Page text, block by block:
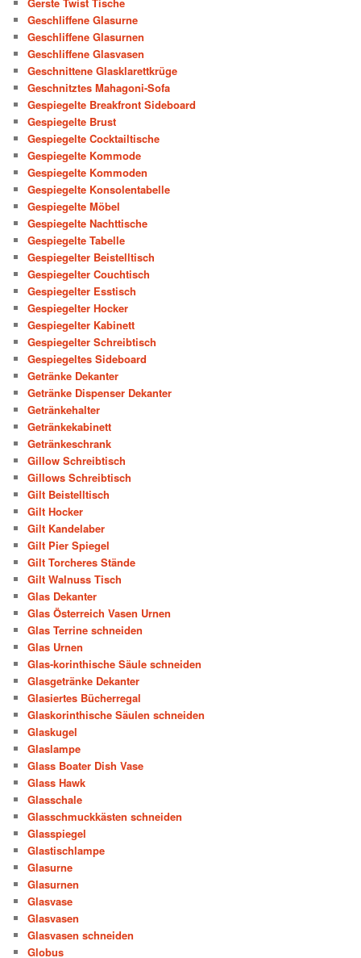
Geschliffene Glasurne
Geschliffene Glasurnen
Geschliffene Glasvasen
Geschnittene Glasklarettkrüge
Geschnitztes Mahagoni-Sofa
Gespiegelte Breakfront Sideboard
Gespiegelte Brust
Gespiegelte Cocktailtische
Gespiegelte Kommode
Gespiegelte Kommoden
Gespiegelte Konsolentabelle
Gespiegelte Möbel
Gespiegelte Nachttische
Gespiegelte Tabelle
Gespiegelter Beistelltisch
Gespiegelter Couchtisch
Gespiegelter Esstisch
Gespiegelter Hocker
Gespiegelter Kabinett
Gespiegelter Schreibtisch
Gespiegeltes Sideboard
Getränke Dekanter
Getränke Dispenser Dekanter
Getränkehalter
Getränkekabinett
Getränkeschrank
Gillow Schreibtisch
Gillows Schreibtisch
Gilt Beistelltisch
Gilt Hocker
Gilt Kandelaber
Gilt Pier Spiegel
Gilt Torcheres Stände
Gilt Walnuss Tisch
Glas Dekanter
Glas Österreich Vasen Urnen
Glas Terrine schneiden
Glas Urnen
Glas-korinthische Säule schneiden
Glasgetränke Dekanter
Glasiertes Bücherregal
Glaskorinthische Säulen schneiden
Glaskugel
Glaslampe
Glass Boater Dish Vase
Glass Hawk
Glasschale
Glasschmuckkästen schneiden
Glasspiegel
Glastischlampe
Glasurne
Glasurnen
Glasvase
Glasvasen
Glasvasen schneiden
Globus